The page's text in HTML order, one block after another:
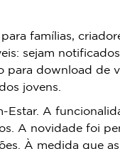
famílias,
sejam
para download de
jovens.
Estar. A
A novidade foi
À medida que as